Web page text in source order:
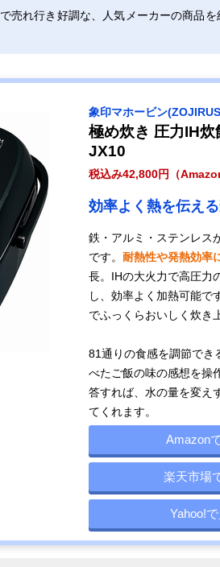
シンプルな炊飯
274×高さ
ムラなく炊き上
げる3mmの極
厚釜とWヒータ
ー
約幅23.1×奥行
20.1cm
お米と水の計量
して自動で炊飯
幅17.6×奥行
33.6×高さ
料亭のような炊
き込みご飯を家
約幅28.2×奥行
36.6×高さ
売れ行き好調な、人気メーカーの商品
象印マホービン
極め炊き 圧力IH炊
JX10
税込み42,800円（
効率よく熱を伝え
鉄・アルミ・ステンレス
です。 耐熱性や発熱効率
長。IHの大火力で高圧力
し、効率よく加熱可能で
でふっくらおいしく炊き
81通りの食感を調節でき
べたご飯の味の感想を操
答すれば、水の量を変え
てくれます。
Amazon
楽天市場
Yahoo!